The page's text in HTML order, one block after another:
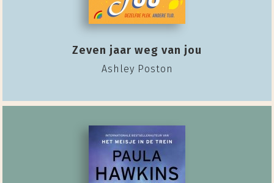
Zeven jaar weg van jou
Ashley Poston